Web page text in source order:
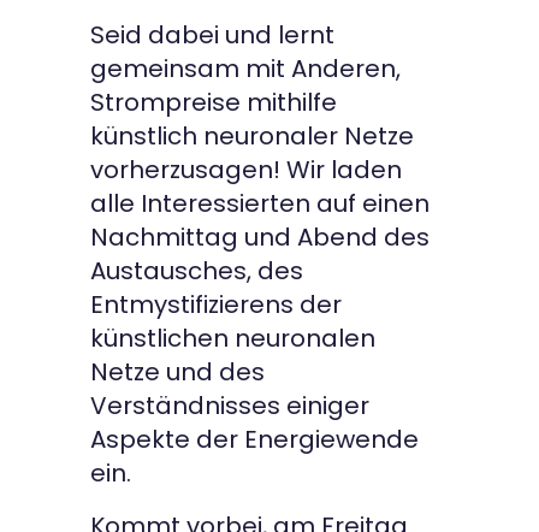
Seid dabei und lernt
gemeinsam mit Anderen,
Strompreise mithilfe
künstlich neuronaler Netze
vorherzusagen! Wir laden
alle Interessierten auf einen
Nachmittag und Abend des
Austausches, des
Entmystifizierens der
künstlichen neuronalen
Netze und des
Verständnisses einiger
Aspekte der Energiewende
ein.